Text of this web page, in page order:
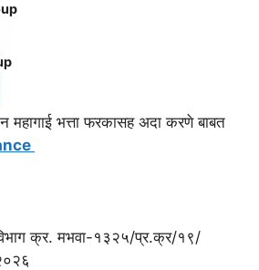
महागाई भत्ता फरकासह अदा करणे बाबत
विभाग क्र. मभवा-१३२५/प्र.क्र/१९/